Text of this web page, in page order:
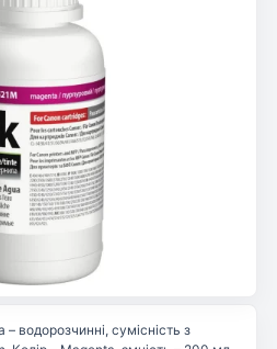
водорозчинні, сумісність з